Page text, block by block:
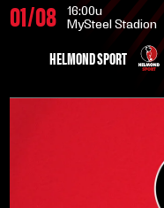
01/08
16:00u
MySteel Stadion
HELMOND SPORT